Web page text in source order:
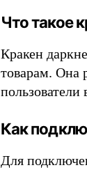
Что такое
Кракен
товарам. Она
Как
Для